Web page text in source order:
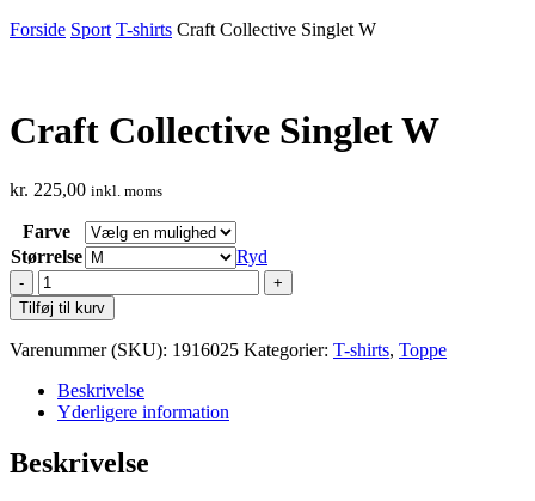
Forside Sport T-shirts Craft Collective Singlet W
Craft Collective Singlet W
kr. 225,00 inkl. moms
Farve
Størrelse
Ryd
Craft
Collective
Singlet
W
Tilføj til kurv
Varenummer (SKU): 1916025 Kategorier: T-shirts, Toppe
Beskrivelse
Yderligere information
Beskrivelse